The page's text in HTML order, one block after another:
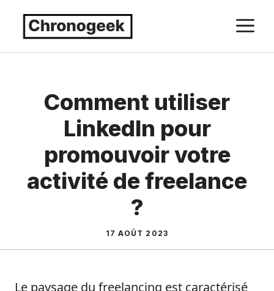
Comment utiliser
LinkedIn pour
promouvoir votre
activité de freelance
?
17 AOÛT 2023
Le paysage du freelancing est caractérisé